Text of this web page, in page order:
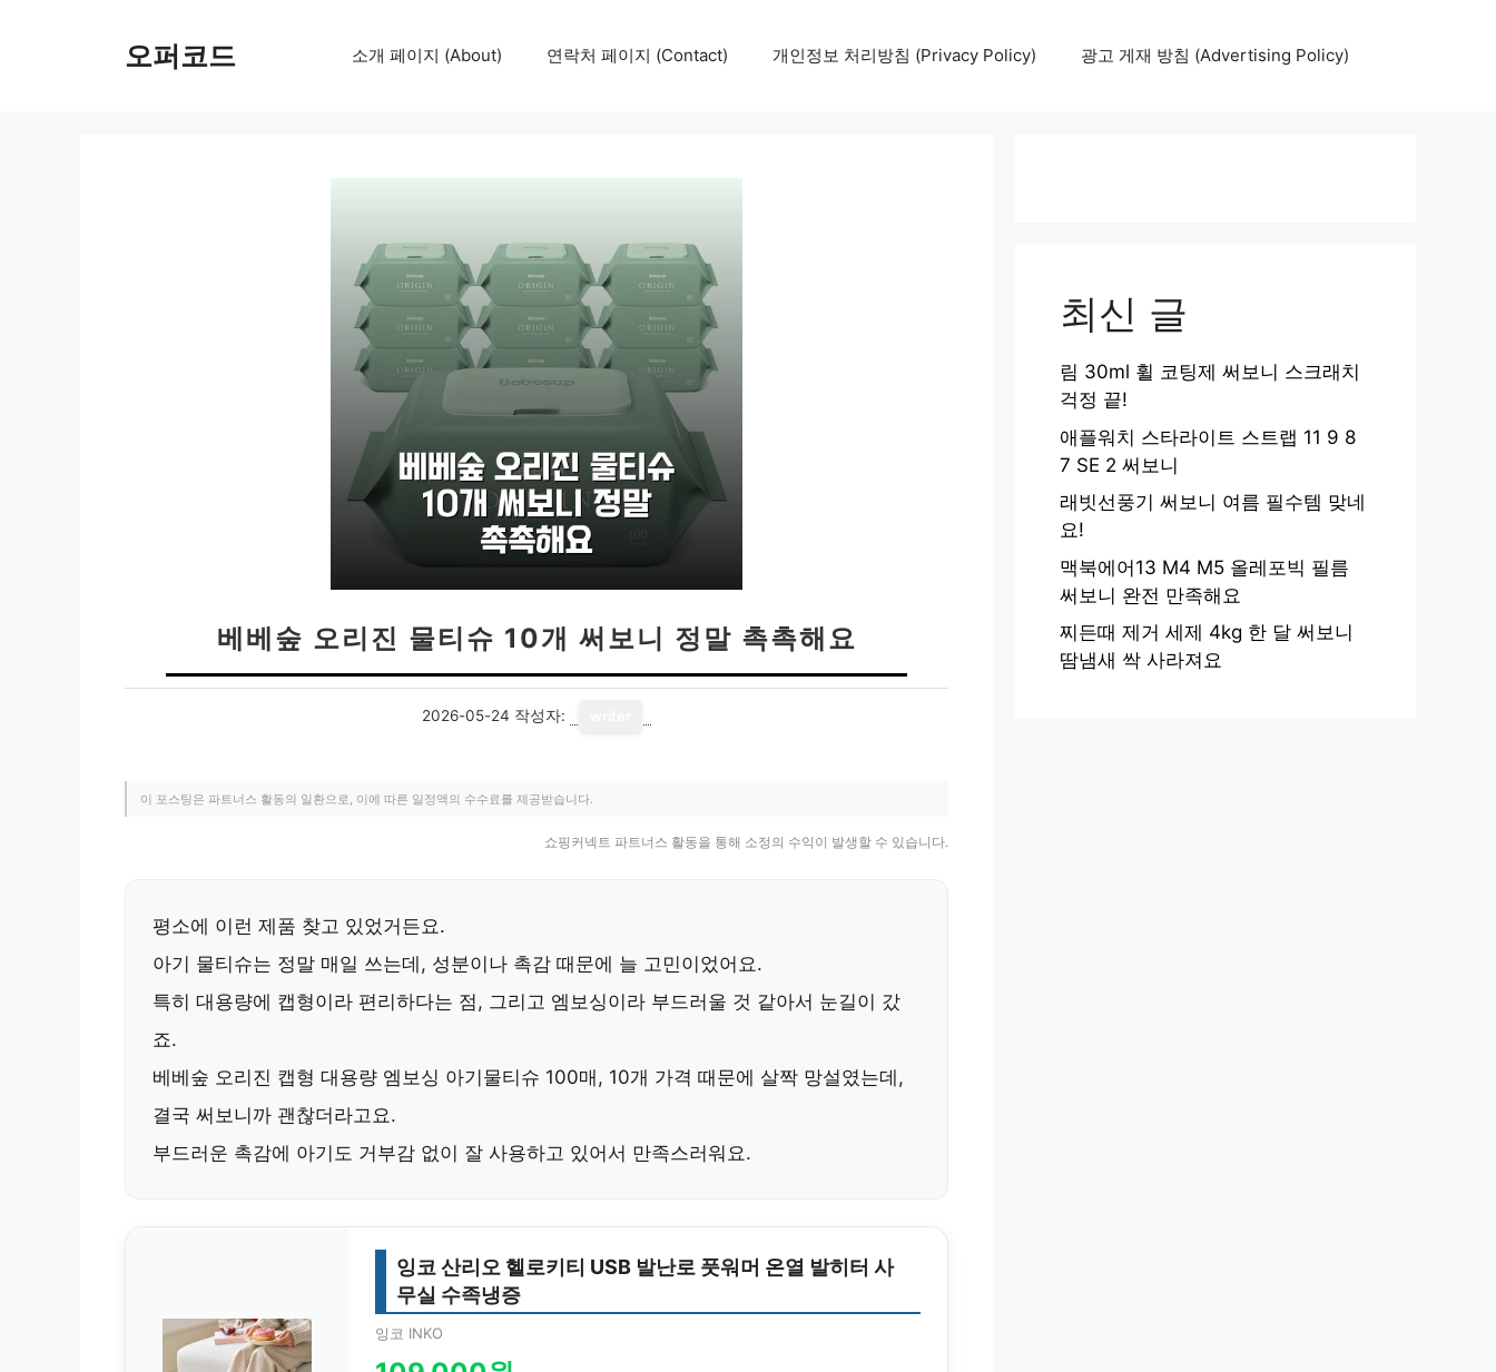
오퍼코드 소개 페이지 (About) 연락처 페이지 (Contact) 개인정보 처리방침 (Privacy Policy) 광고 게재 방침 (Advertising Policy)
베베숲 오리진 물티슈 10개 써보니 정말 촉촉해요
2026-05-24 작성자:
이 포스팅은 파트너스 활동의 일환으로, 이에 따른 일정액의 수수료를 제공받습니다.
쇼핑커넥트 파트너스 활동을 통해 소정의 수익이 발생할 수 있습니다.
평소에 이런 제품 찾고 있었거든요.
아기 물티슈는 정말 매일 쓰는데, 성분이나 촉감 때문에 늘 고민이었어요.
특히 대용량에 캡형이라 편리하다는 점, 그리고 엠보싱이라 부드러울 것 같아서 눈길이 갔
죠.
베베숲 오리진 캡형 대용량 엠보싱 아기물티슈 100매, 10개 가격 때문에 살짝 망설였는데,
결국 써보니까 괜찮더라고요.
부드러운 촉감에 아기도 거부감 없이 잘 사용하고 있어서 만족스러워요.
잉코 산리오 헬로키티 USB 발난로 풋워머 온열 발히터 사
무실 수족냉증
잉코 INKO
최신 글
림 30ml 휠 코팅제 써보니 스크래치
걱정 끝!
애플워치 스타라이트 스트랩 11 9 8
7 SE 2 써보니
래빗선풍기 써보니 여름 필수템 맞네
요!
맥북에어13 M4 M5 올레포빅 필름
써보니 완전 만족해요
찌든때 제거 세제 4kg 한 달 써보니
땀냄새 싹 사라져요